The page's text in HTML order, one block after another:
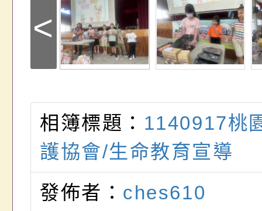
<
相簿標題： 1140917桃
護協會/生命教育宣導
發佈者： ches610